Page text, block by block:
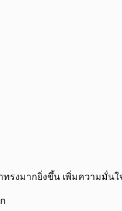
รงมากยิ่งขึ้น เพิ่มความมั่นใ